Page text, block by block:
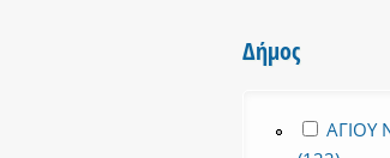
Δήμος
ApplyΑΓΙΟΥ